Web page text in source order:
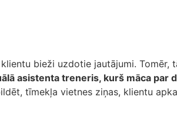
bieži uzdotie jautājumi.
asistenta treneris, kurš māca par
tīmekļa vietnes ziņas, klientu